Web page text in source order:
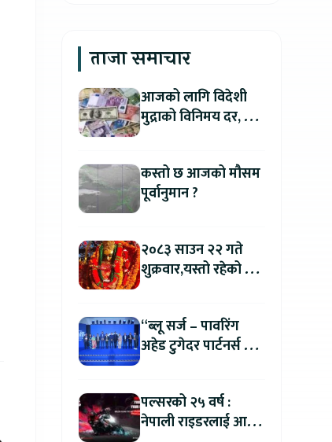
ताजा समाचार
आजको लागि विदेशी
मुद्राको विनिमय दर, कुन
कस्तो छ आजको मौसम
पूर्वानुमान ?
२०८३ साउन २२ गते
शुक्रवार,यस्तो रहेको छ
“ब्लू सर्ज – पावरिंग
अहेड टुगेदर पार्टनर्स मीट
यामाहाको घोषणा
पल्सरको २५ वर्ष :
नेपाली राइडरलाई आफ्नै